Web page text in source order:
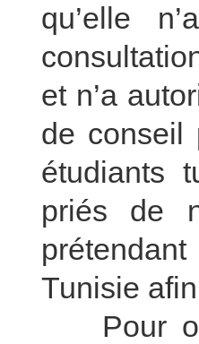
qu’elle
et n’a
de conseil
étudiants
priés de
Tunisie
Pour